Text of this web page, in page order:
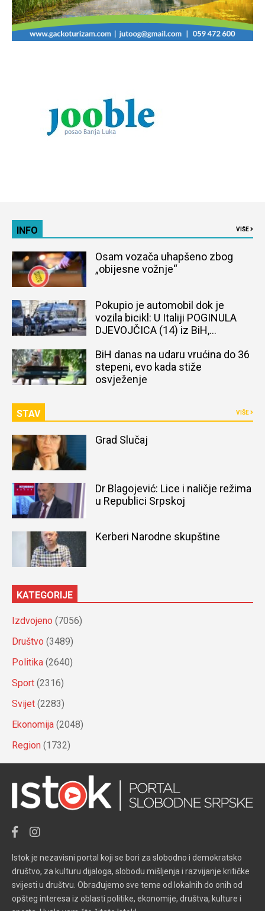
INFO VIŠE
Osam vozača uhapšeno zbog
„obijesne vožnje“
Pokupio je automobil dok je
vozila bicikl: U Italiji POGINULA
DJEVOJČICA (14) iz BiH,
BiH danas na udaru vrućina do 36
stepeni, evo kada stiže
osvježenje
STAV VIŠE
Grad Slučaj
Dr Blagojević: Lice i naličje režima
u Republici Srpskoj
Kerberi Narodne skupštine
KATEGORIJE
Izdvojeno (7056)
Društvo (3489)
Politika (2640)
Sport (2316)
Svijet (2283)
Ekonomija (2048)
Region (1732)
Istok je nezavisni portal koji se bori za slobodno i demokratsko
društvo, za kulturu dijaloga, slobodu mišljenja i razvijanje kritičke
svijesti u društvu. Obrađujemo sve teme od lokalnih do onih od
opšteg interesa iz oblasti politike, ekonomije, društva, kulture i